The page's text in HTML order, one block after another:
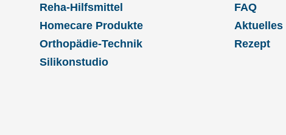
Reha-Hilfsmittel
Homecare Produkte
Orthopädie-Technik
Silikonstudio
FAQ
Aktuelles
Rezept